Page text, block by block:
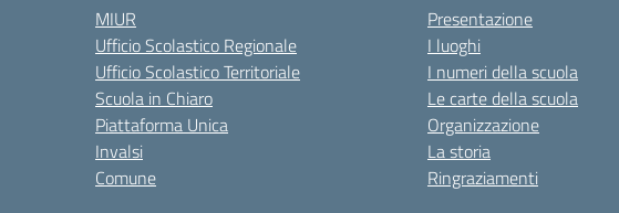
MIUR
Ufficio Scolastico Regionale
Ufficio Scolastico Territoriale
Scuola in Chiaro
Piattaforma Unica
Invalsi
Comune
Presentazione
I luoghi
I numeri della scuola
Le carte della scuola
Organizzazione
La storia
Ringraziamenti